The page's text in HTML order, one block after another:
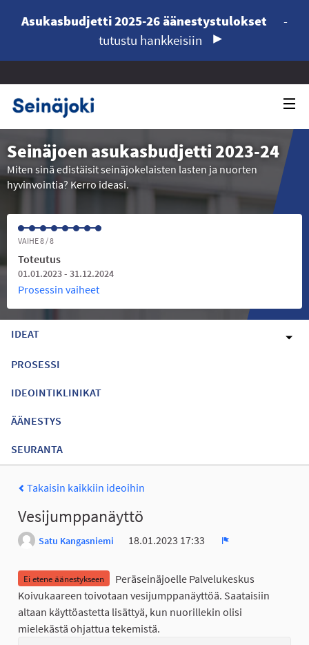
Asukasbudjetti 2025-26 äänestystulokset
-
tutustu hankkeisiin
Seinäjoen asukasbudjetti 2023-24
Miten sinä edistäisit seinäjokelaisten lasten ja nuorten
hyvinvointia? Kerro ideasi.
VAIHE 8 / 8
Toteutus
01.01.2023 - 31.12.2024
Prosessin vaiheet
IDEAT
PROSESSI
IDEOINTIKLINIKAT
ÄÄNESTYS
SEURANTA
Takaisin kaikkiin ideoihin
Vesijumppanäyttö
Satu Kangasniemi
18.01.2023 17:33
Ei etene äänestykseen
Peräseinäjoelle Palvelukeskus
Koivukaareen toivotaan vesijumppanäyttöä. Saataisiin
altaan käyttöastetta lisättyä, kun nuorillekin olisi
mielekästä ohjattua tekemistä.